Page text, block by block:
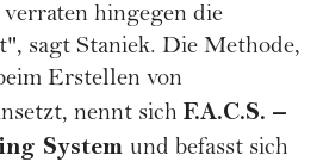
hingegen die
sagt Staniek. Die Methode,
Erstellen von
nennt sich F.A.C.S. –
System und befasst sich